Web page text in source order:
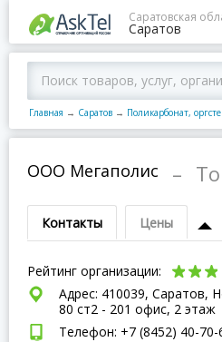
Саратовская
Саратов
Главная → Саратов → Поликарбонат,
ООО Мегаполис –
Контакты Цены
Рейтинг организации:
Адрес: 410039, Саратов,
80 ст2 - 201 офис, 2 этаж
Телефон: +7 (8452) 40-70-